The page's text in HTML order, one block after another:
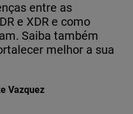
entre as
e XDR e como
Saiba também
melhor a sua
Vazquez
on Reddit